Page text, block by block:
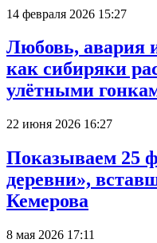
14 февраля 2026 15:27
Любовь, авария
как сибиряки
улётными
22 июня 2026 16:27
Показываем 25
деревни»,
Кемерова
8 мая 2026 17:11